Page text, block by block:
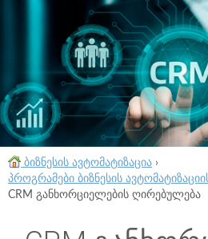
ბიზნესის ავტომატიზაცია ›
პროგრამები ბიზნესის
CRM განხორციელების ღირებულება